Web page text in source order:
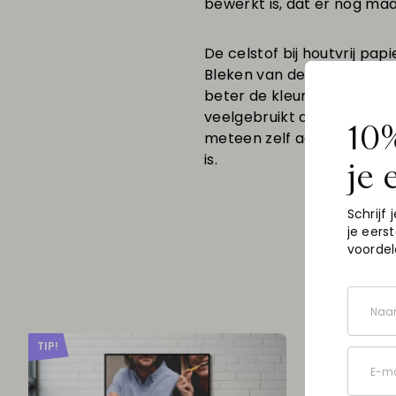
De celstof bij houtvrij
Bleken van de celstof
beter de kleurintensiteit.
veelgebruikt door
meteen zelf aan de slag?
is.
TIP!
je
Schrijf
je
E-